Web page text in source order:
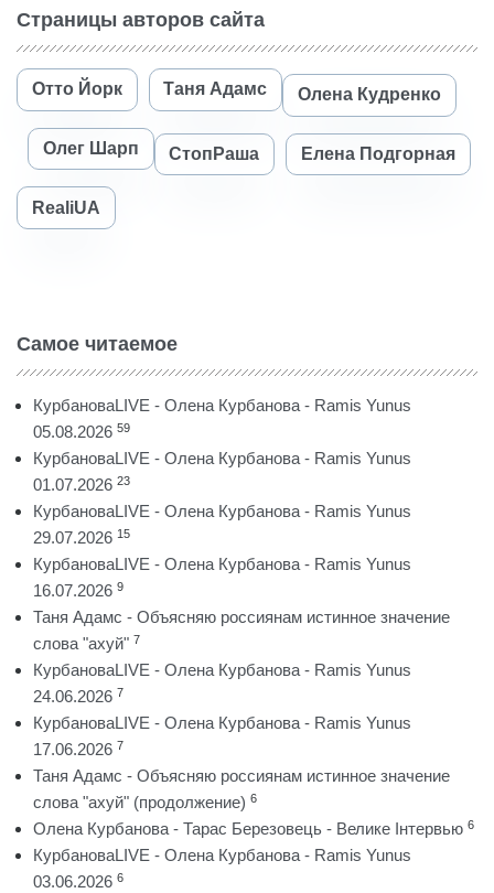
Страницы авторов сайта
Отто Йорк Таня Адамс Олена Кудренко
Олег Шарп СтопРаша Елена Подгорная
RealiUA
Самое читаемое
КурбановаLIVE - Олена Курбанова - Ramis Yunus
05.08.2026 59
КурбановаLIVE - Олена Курбанова - Ramis Yunus
01.07.2026 23
КурбановаLIVE - Олена Курбанова - Ramis Yunus
29.07.2026 15
КурбановаLIVE - Олена Курбанова - Ramis Yunus
16.07.2026 9
Таня Адамс - Объясняю россиянам истинное значение
слова "ахуй" 7
КурбановаLIVE - Олена Курбанова - Ramis Yunus
24.06.2026 7
КурбановаLIVE - Олена Курбанова - Ramis Yunus
17.06.2026 7
Таня Адамс - Объясняю россиянам истинное значение
слова "ахуй" (продолжение) 6
Олена Курбанова - Тарас Березовець - Велике Інтервью 6
КурбановаLIVE - Олена Курбанова - Ramis Yunus
03.06.2026 6